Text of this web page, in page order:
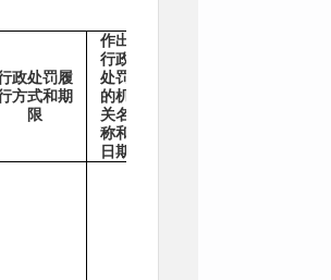
政处罚履
方式和期
限
作出
行政
处罚
的机
关名
称和
日期